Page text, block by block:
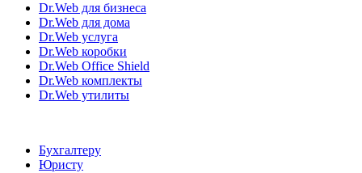
Dr.Web для бизнеса
Dr.Web для дома
Dr.Web услуга
Dr.Web коробки
Dr.Web Office Shield
Dr.Web комплекты
Dr.Web утилиты
Бухгалтеру
Юристу